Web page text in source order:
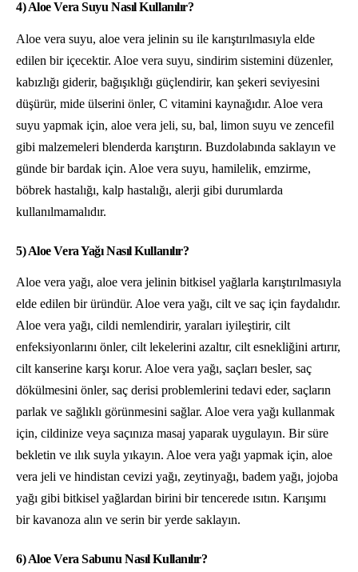
4) Aloe Vera Suyu Nasıl Kullanılır?
Aloe vera suyu, aloe vera jelinin su ile karıştırılmasıyla elde
edilen bir içecektir. Aloe vera suyu, sindirim sistemini düzenler,
kabızlığı giderir, bağışıklığı güçlendirir, kan şekeri seviyesini
düşürür, mide ülserini önler, C vitamini kaynağıdır. Aloe vera
suyu yapmak için, aloe vera jeli, su, bal, limon suyu ve zencefil
gibi malzemeleri blenderda karıştırın. Buzdolabında saklayın ve
günde bir bardak için. Aloe vera suyu, hamilelik, emzirme,
böbrek hastalığı, kalp hastalığı, alerji gibi durumlarda
kullanılmamalıdır.
5) Aloe Vera Yağı Nasıl Kullanılır?
Aloe vera yağı, aloe vera jelinin bitkisel yağlarla karıştırılmasıyla
elde edilen bir üründür. Aloe vera yağı, cilt ve saç için faydalıdır.
Aloe vera yağı, cildi nemlendirir, yaraları iyileştirir, cilt
enfeksiyonlarını önler, cilt lekelerini azaltır, cilt esnekliğini artırır,
cilt kanserine karşı korur. Aloe vera yağı, saçları besler, saç
dökülmesini önler, saç derisi problemlerini tedavi eder, saçların
parlak ve sağlıklı görünmesini sağlar. Aloe vera yağı kullanmak
için, cildinize veya saçınıza masaj yaparak uygulayın. Bir süre
bekletin ve ılık suyla yıkayın. Aloe vera yağı yapmak için, aloe
vera jeli ve hindistan cevizi yağı, zeytinyağı, badem yağı, jojoba
yağı gibi bitkisel yağlardan birini bir tencerede ısıtın. Karışımı
bir kavanoza alın ve serin bir yerde saklayın.
6) Aloe Vera Sabunu Nasıl Kullanılır?